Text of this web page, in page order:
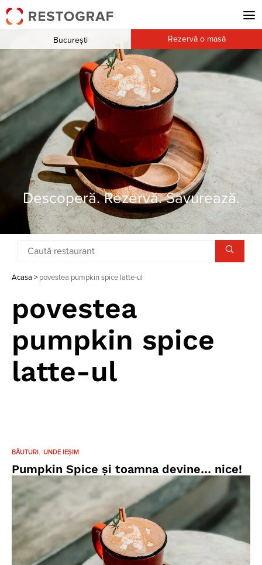
Descoperă. Rezervă. Savurează.
București Rezervă o masă
Acasa > povestea pumpkin spice latte-ul
povestea
pumpkin spice
latte-ul
BĂUTURI UNDE IEȘIM
Pumpkin Spice și toamna devine… nice!